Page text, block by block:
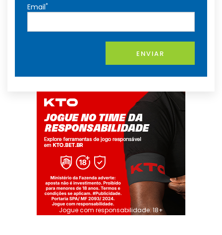
Email*
ENVIAR
Jogue com responsabilidade. 18+